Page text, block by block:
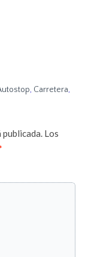
, Carretera,
Los